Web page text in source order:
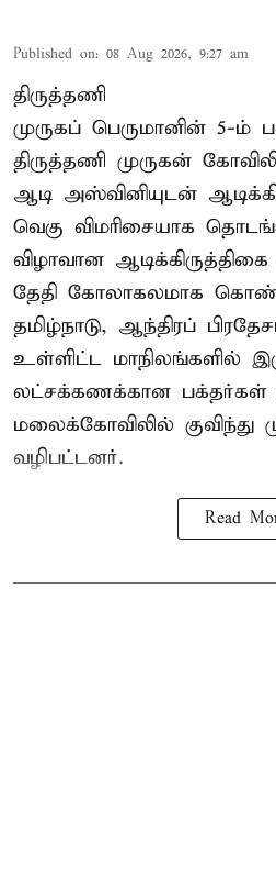
Published on: 08 Aug 2026, 9:27 am
திருத்தணி
முருகப் பெருமானின் 5-ம்
திருத்தணி முருகன்
ஆடி அஸ்வினியுடன்
வெகு விமரிசையாக
விழாவான
தேதி கோலாகலமாக
தமிழ்நாடு, ஆந்திரப்
உள்ளிட்ட மாநிலங்களில்
லட்சக்கணக்கான பக்தர்கள்
மலைக்கோவிலில் குவிந்து
வழிபட்டனர்.
Read